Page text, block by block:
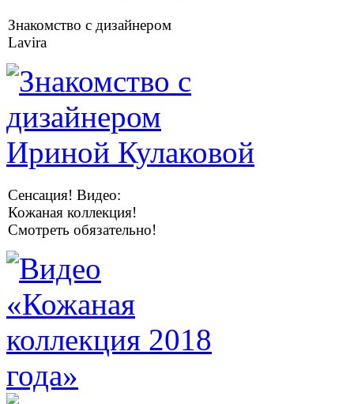
Знакомство с дизайнером
Lavira
Сенсация! Видео:
Кожаная коллекция!
Смотреть обязательно!